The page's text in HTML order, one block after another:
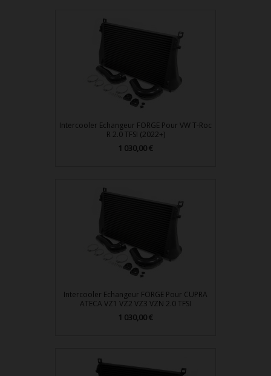
Intercooler Echangeur FORGE Pour VW T-Roc
R 2.0 TFSI (2022+)
Prix
1 030,00 €
Intercooler Echangeur FORGE Pour CUPRA
ATECA VZ1 VZ2 VZ3 VZN 2.0 TFSI
Prix
1 030,00 €